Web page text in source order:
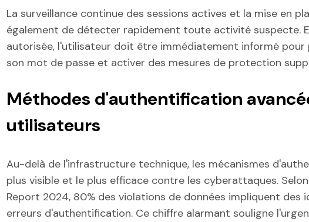
La surveillance continue des sessions actives et la mise en
également de détecter rapidement toute activité suspecte.
autorisée, l'utilisateur doit être immédiatement informé
son mot de passe et activer des mesures de protection
Méthodes d'authentification
utilisateurs
Au-delà de l'infrastructure technique, les mécanismes
plus visible et le plus efficace contre les cyberattaques.
Report 2024, 80% des violations de données impliquent des
erreurs d'authentification. Ce chiffre alarmant souligne